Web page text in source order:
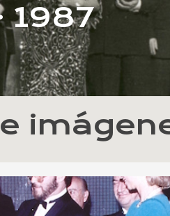
1987